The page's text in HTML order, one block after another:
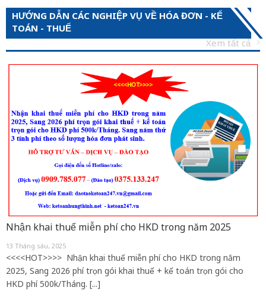
HƯỚNG DẪN CÁC NGHIỆP VỤ VỀ HÓA ĐƠN - KẾ
TOÁN - THUẾ
Xem tất cả
Nhận khai thuế miễn phí cho HKD trong năm 2025
13 Tháng sáu, 2025
<<<<HOT>>>> Nhận khai thuế miễn phí cho HKD trong năm
2025, Sang 2026 phí trọn gói khai thuế + kế toán trọn gói cho
HKD phí 500k/Tháng. [...]